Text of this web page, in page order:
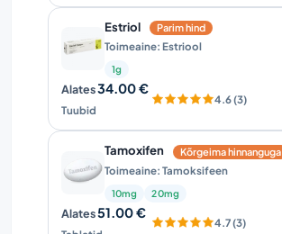
Estriol Parim hind
Toimeaine: Estriool
1g
Alates34.00 €
Tuubid
4.6 (3)
Tamoxifen Kõrgeima hinnanguga
Toimeaine: Tamoksifeen
10mg 20mg
Alates51.00 €
4.7 (3)